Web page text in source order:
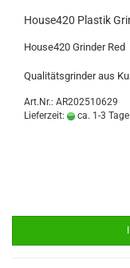
House420 Plastik
House420 Grinder Red
Qualitätsgrinder aus
Art.Nr.: AR202510629
Lieferzeit:
ca. 1-3 Tage